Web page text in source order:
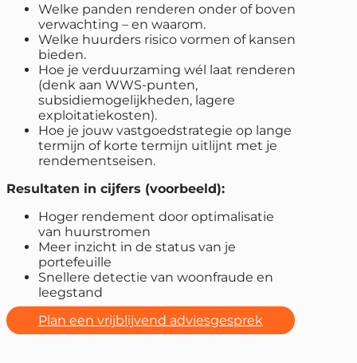
Welke panden renderen onder of boven
verwachting – en waarom.
Welke huurders risico vormen of kansen
bieden.
Hoe je verduurzaming wél laat renderen
(denk aan WWS-punten,
subsidiemogelijkheden, lagere
exploitatiekosten).
Hoe je jouw vastgoedstrategie op lange
termijn of korte termijn uitlijnt met je
rendementseisen.
Resultaten in cijfers (voorbeeld):
Hoger rendement door optimalisatie
van huurstromen
Meer inzicht in de status van je
portefeuille
Snellere detectie van woonfraude en
leegstand
Plan een vrijblijvend adviesgesprek